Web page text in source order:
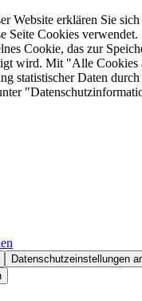
Website erklären Sie
Seite Cookies
Cookie, das zur
wird. Mit "Alle Cookies
statistischer Daten
Datenschutzeinstellungen